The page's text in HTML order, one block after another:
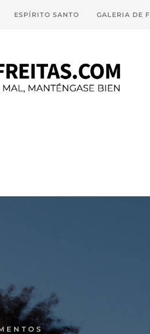
ESPÍRITO SANTO GALERIA DE